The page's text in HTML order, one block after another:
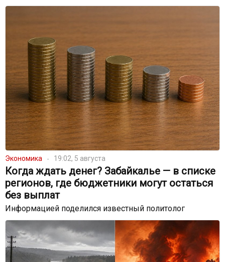
Экономика 19:02, 5 августа
Когда ждать денег? Забайкалье — в списке
регионов, где бюджетники могут остаться
без выплат
Информацией поделился известный политолог